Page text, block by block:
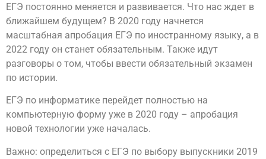
ЕГЭ постоянно меняется и развивается. Что нас ждет в
ближайшем будущем? В 2020 году начнется
масштабная апробация ЕГЭ по иностранному языку, а в
2022 году он станет обязательным. Также идут
разговоры о том, чтобы ввести обязательный экзамен
по истории.
ЕГЭ по информатике перейдет полностью на
компьютерную форму уже в 2020 году – апробация
новой технологии уже началась.
Важно: определиться с ЕГЭ по выбору выпускники 2019